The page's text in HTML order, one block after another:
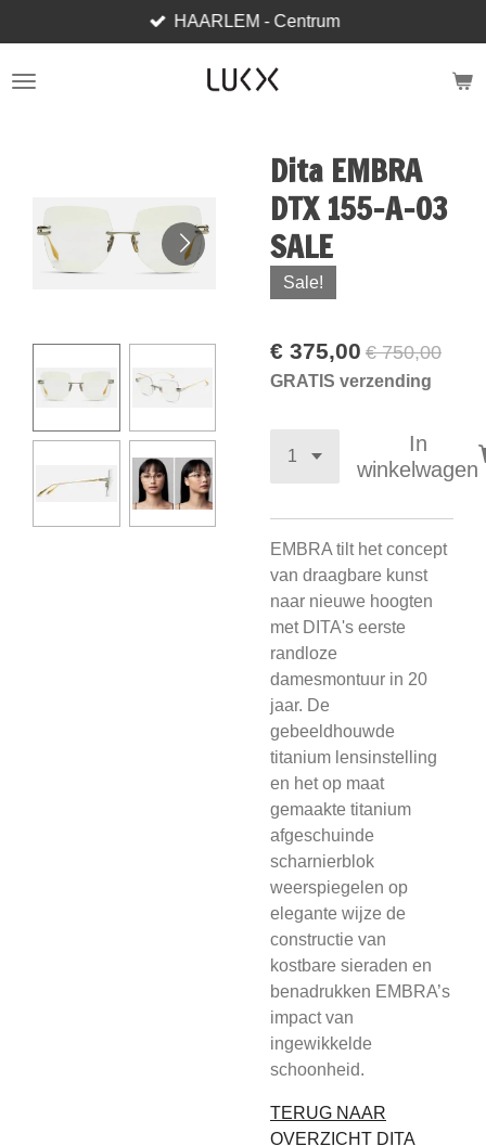
direct
naar
HAARLEM - Centrum
Dita EMBRA
DTX 155-A-03
SALE
Sale!
€ 375,00 € 750,00
GRATIS verzending
In
winkelwagen
EMBRA tilt het concept
van draagbare kunst
naar nieuwe hoogten
met DITA's eerste
randloze
damesmontuur in 20
jaar. De
gebeeldhouwde
titanium lensinstelling
en het op maat
gemaakte titanium
afgeschuinde
scharnierblok
weerspiegelen op
elegante wijze de
constructie van
kostbare sieraden en
benadrukken EMBRA’s
impact van
ingewikkelde
schoonheid.
TERUG NAAR
OVERZICHT DITA